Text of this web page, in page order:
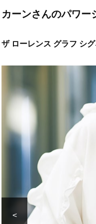
カーンさんのパワー
ザ ローレンス グラフ シ
<